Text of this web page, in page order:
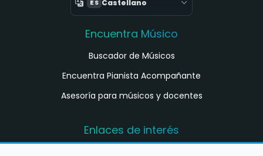
ES Castellano
Encuentra Músico
Buscador de Músicos
Encuentra Pianista Acompañante
Asesoría para músicos y docentes
Enlaces de interés